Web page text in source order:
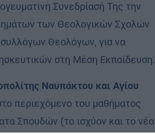
Συνεδρίασή Της την
των Θεολογικών Σχολών
Θεολόγων, για να
στη Μέση Εκπαίδευση.
Ναυπάκτου και Αγίου
περιεχόμενο του μαθήματος
Σπουδών (το ισχύον και το νέο